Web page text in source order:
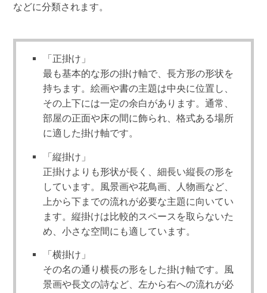
などに分類されます。
「正掛け」
最も基本的な形の掛け軸で、長方形の形状を
持ちます。絵画や書の主題は中央に位置し、
その上下には一定の余白があります。通常、
部屋の正面や床の間に飾られ、格式ある場所
に適した掛け軸です。
「縦掛け」
正掛けよりも形状が長く、細長い縦長の形を
しています。風景画や花鳥画、人物画など、
上から下までの流れが必要な主題に向いてい
ます。縦掛けは比較的スペースを取らないた
め、小さな空間にも適しています。
「横掛け」
その名の通り横長の形をした掛け軸です。風
景画や長文の詩など、左から右への流れが必